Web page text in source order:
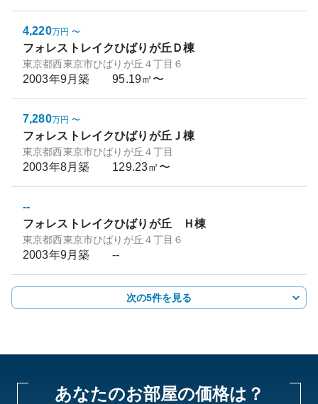
4,220万円 〜
フォレストレイクひばりが丘Ｄ棟
東京都西東京市ひばりが丘４丁目６
2003年9月築 95.19㎡〜
7,280万円 〜
フォレストレイクひばりが丘Ｊ棟
東京都西東京市ひばりが丘４丁目
2003年8月築 129.23㎡〜
--
フォレストレイクひばりが丘 Ｈ棟
東京都西東京市ひばりが丘４丁目６
2003年9月築 --
次の5件を見る
あなたのお部屋の価格は？